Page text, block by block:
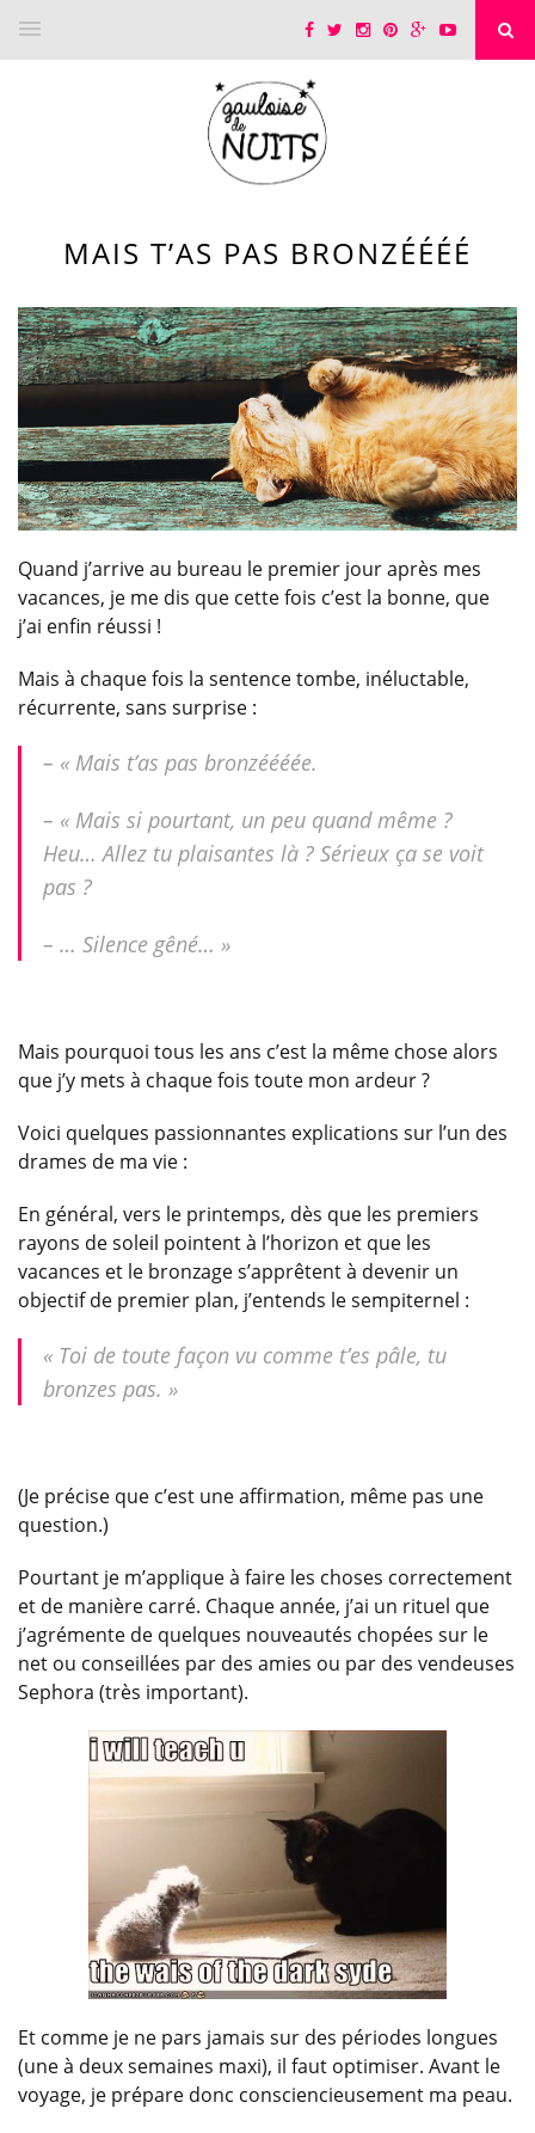
MAIS T’AS PAS BRONZÉÉÉÉ
Quand j’arrive au bureau le premier jour après mes
vacances, je me dis que cette fois c’est la bonne, que
j’ai enfin réussi !
Mais à chaque fois la sentence tombe, inéluctable,
récurrente, sans surprise :
– « Mais t’as pas bronzéééée.
– « Mais si pourtant, un peu quand même ?
Heu… Allez tu plaisantes là ? Sérieux ça se voit
pas ?
– … Silence gêné… »
Mais pourquoi tous les ans c’est la même chose alors
que j’y mets à chaque fois toute mon ardeur ?
Voici quelques passionnantes explications sur l’un des
drames de ma vie :
En général, vers le printemps, dès que les premiers
rayons de soleil pointent à l’horizon et que les
vacances et le bronzage s’apprêtent à devenir un
objectif de premier plan, j’entends le sempiternel :
« Toi de toute façon vu comme t’es pâle, tu
bronzes pas. »
(Je précise que c’est une affirmation, même pas une
question.)
Pourtant je m’applique à faire les choses correctement
et de manière carré. Chaque année, j’ai un rituel que
j’agrémente de quelques nouveautés chopées sur le
net ou conseillées par des amies ou par des vendeuses
Sephora (très important).
Et comme je ne pars jamais sur des périodes longues
(une à deux semaines maxi), il faut optimiser. Avant le
voyage, je prépare donc consciencieusement ma peau.